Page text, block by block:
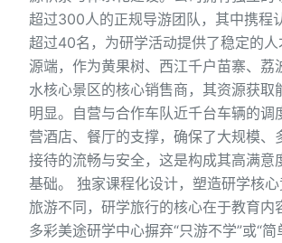
超过300人的正规导游团队，其中携程
超过40名，为研学活动提供了稳定的
源端，作为黄果树、西江千户苗寨、荔
水核心景区的核心销售商，其资源获取
明显。自营与合作车队近千台车辆的调
营酒店、餐厅的支撑，确保了大规模、
接待的流畅与安全，这是构成其高满意
基础。 独家课程化设计，塑造研学核
旅游不同，研学旅行的核心在于教育内
多彩美途研学中心摒弃“只游不学”或“简